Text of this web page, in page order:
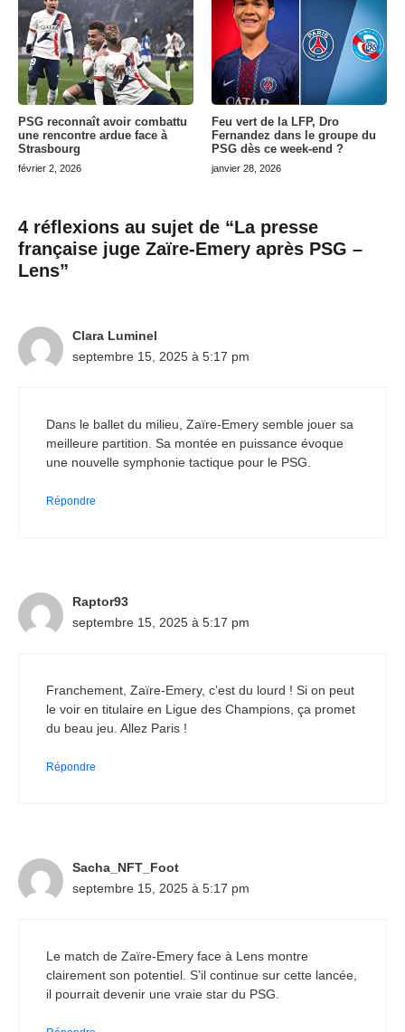
PSG reconnaît avoir combattu
une rencontre ardue face à
Strasbourg
février 2, 2026
Feu vert de la LFP, Dro
Fernandez dans le groupe du
PSG dès ce week-end ?
janvier 28, 2026
4 réflexions au sujet de “La presse
française juge Zaïre-Emery après PSG –
Lens”
Clara Luminel
septembre 15, 2025 à 5:17 pm
Dans le ballet du milieu, Zaïre-Emery semble jouer sa
meilleure partition. Sa montée en puissance évoque
une nouvelle symphonie tactique pour le PSG.
Répondre
Raptor93
septembre 15, 2025 à 5:17 pm
Franchement, Zaïre-Emery, c’est du lourd ! Si on peut
le voir en titulaire en Ligue des Champions, ça promet
du beau jeu. Allez Paris !
Répondre
Sacha_NFT_Foot
septembre 15, 2025 à 5:17 pm
Le match de Zaïre-Emery face à Lens montre
clairement son potentiel. S’il continue sur cette lancée,
il pourrait devenir une vraie star du PSG.